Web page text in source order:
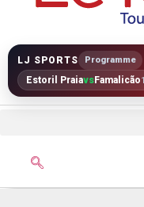
LJ SPORTS Programme
Estoril PraiavsFamalicão